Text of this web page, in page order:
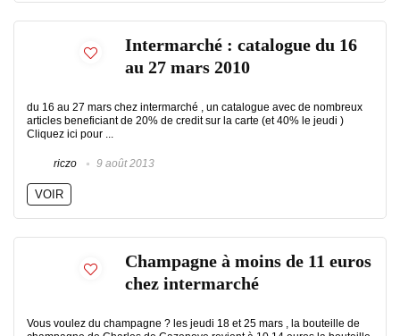
Intermarché : catalogue du 16
au 27 mars 2010
du 16 au 27 mars chez intermarché , un catalogue avec de nombreux
articles beneficiant de 20% de credit sur la carte (et 40% le jeudi )
Cliquez ici pour ...
riczo 9 août 2013
VOIR
Champagne à moins de 11 euros
chez intermarché
Vous voulez du champagne ? les jeudi 18 et 25 mars , la bouteille de